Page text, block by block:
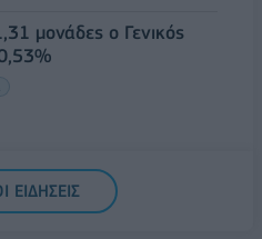
μονάδες ο Γενικός
ΕΙΔΗΣΕΙΣ